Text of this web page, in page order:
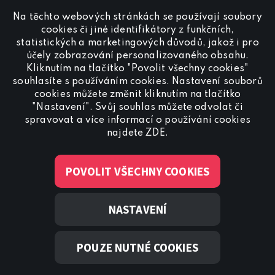
Na těchto webových stránkách se používají soubory
cookies či jiné identifikátory z funkčních,
statistických a marketingových důvodů, jakož i pro
účely zobrazování personalizovaného obsahu.
Kliknutím na tlačítko "Povolit všechny cookies"
souhlasíte s používáním cookies. Nastavení souborů
cookies můžete změnit kliknutím na tlačítko
"Nastavení". Svůj souhlas můžete odvolat či
spravovat a více informací o používání cookies
najdeteZDE.
POVOLIT VŠECHNY COOKIES
NASTAVENÍ
POUZE NUTNÉ COOKIES
Naši redakci kontaktujete na
redakce@canalplus.cz
Spojte se s CANAL+ Sport
Skylink® je obchodní značka vlastněná Canal+ Luxembourg S.
à r.l. se sídlem Rue Albert Borschette 4, L-1246 Luxembourg